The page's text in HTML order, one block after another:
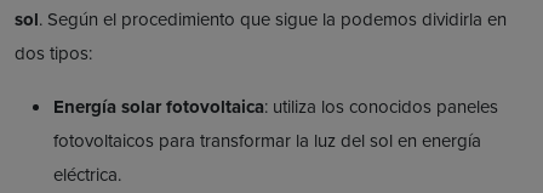
sol. Según el procedimiento que sigue la podemos dividirla en
dos tipos:
Energía solar fotovoltaica: utiliza los conocidos paneles
fotovoltaicos para transformar la luz del sol en energía
eléctrica.